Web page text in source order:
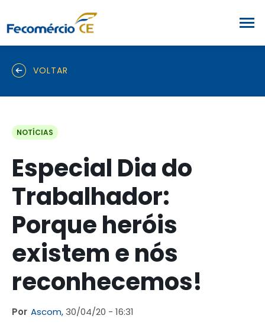
VOLTAR
NOTÍCIAS
Especial Dia do
Trabalhador:
Porque heróis
existem e nós
reconhecemos!
Por Ascom,30/04/20 - 16:31